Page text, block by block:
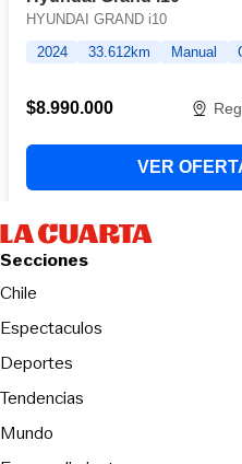
Secciones
Chile
Espectaculos
Deportes
Tendencias
Mundo